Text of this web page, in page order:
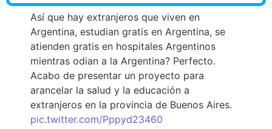
Así que hay extranjeros que viven en
Argentina, estudian gratis en Argentina, se
atienden gratis en hospitales Argentinos
mientras odian a la Argentina? Perfecto.
Acabo de presentar un proyecto para
arancelar la salud y la educación a
extranjeros en la provincia de Buenos Aires.
pic.twitter.com/Pppyd23460